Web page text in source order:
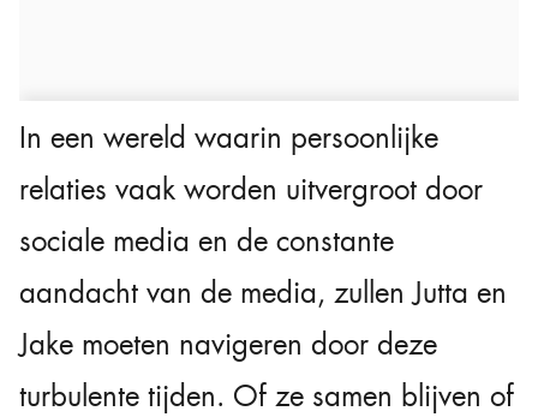
In een wereld waarin persoonlijke
relaties vaak worden uitvergroot door
sociale media en de constante
aandacht van de media, zullen Jutta en
Jake moeten navigeren door deze
turbulente tijden. Of ze samen blijven of